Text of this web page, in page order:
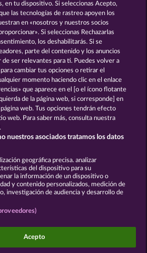
OF
FOREVER
DIAMONDS
todos los juegos
y condiciones
privacidad
de desistimiento
casino social están pensados
para el ocio y no influyen en la
en tu dispositivo. Si seleccionas Acepto,
las tecnologías de rastreo apoyen los
en «nosotros y nuestros socios
Si seleccionas Rechazarlas
los deshabilitarás. Si se
parte del contenido y los anuncios
de ser relevantes para ti. Puedes volver a
cambiar tus opciones o retirar el
momento haciendo clic en el enlace
que aparece en el [o el ícono flotante
de la página web, si corresponde] en
web. Tus opciones tendrán efecto
web. Para saber más, consulta nuestra
nuestros asociados tratamos los datos
geográfica precisa. analizar
del dispositivo para su
la información de un dispositivo o
y contenido personalizados, medición de
investigación de audiencia y desarrollo de
Acepto